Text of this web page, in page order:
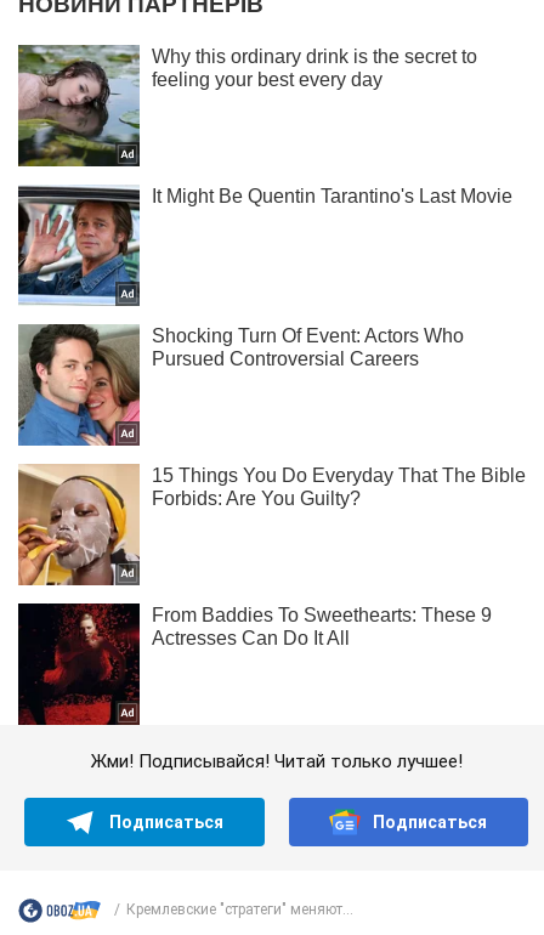
Жми! Подписывайся! Читай только лучшее!
Подписаться Подписаться
Кремлевские "стратеги" меняют...